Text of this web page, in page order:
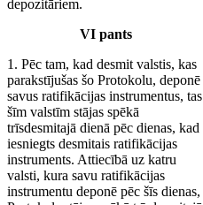
depozitāriem.
VI pants
1. Pēc tam, kad desmit valstis, kas
parakstījušas šo Protokolu, deponē
savus ratifikācijas instrumentus, tas
šīm valstīm stājas spēkā
trīsdesmitajā dienā pēc dienas, kad
iesniegts desmitais ratifikācijas
instruments. Attiecībā uz katru
valsti, kura savu ratifikācijas
instrumentu deponē pēc šīs dienas,